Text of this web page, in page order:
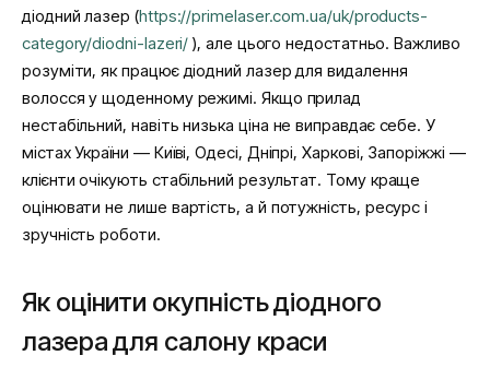
діодний лазер (https://primelaser.com.ua/uk/products-
category/diodni-lazeri/ ), але цього недостатньо. Важливо
розуміти, як працює діодний лазер для видалення
волосся у щоденному режимі. Якщо прилад
нестабільний, навіть низька ціна не виправдає себе. У
містах України — Київі, Одесі, Дніпрі, Харкові, Запоріжжі —
клієнти очікують стабільний результат. Тому краще
оцінювати не лише вартість, а й потужність, ресурс і
зручність роботи.
Як оцінити окупність діодного
лазера для салону краси